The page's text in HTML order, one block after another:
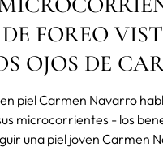
FOREO
OJOS DE
NAVARRO
piel Carmen Navarro
microcorrientes - los
una piel joven Carmen